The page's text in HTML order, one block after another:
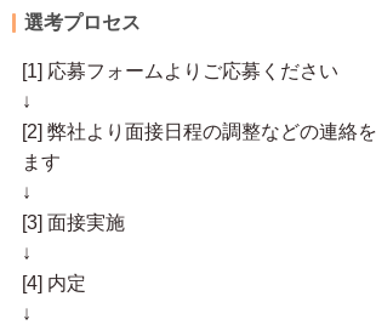
選考プロセス
[1] 応募フォームよりご応募ください
↓
[2] 弊社より面接日程の調整などの連絡
ます
↓
[3] 面接実施
↓
[4] 内定
↓